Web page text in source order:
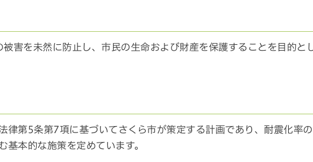
害を未然に防止し、市民の生命および財産を保護することを目的と
律第5条第7項に基づいてさくら市が策定する計画であり、耐震化率の
基本的な施策を定めています。